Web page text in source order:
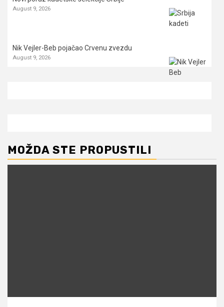
August 9, 2026
Nik Vejler-Beb pojačao Crvenu zvezdu
August 9, 2026
MOŽDA STE PROPUSTILI